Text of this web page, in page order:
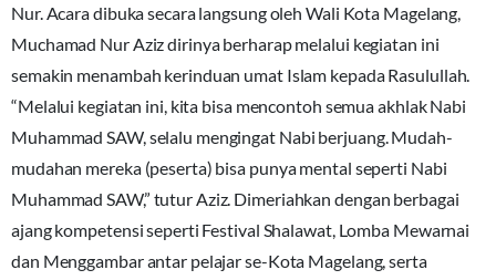
Nur. Acara dibuka secara langsung oleh Wali Kota Magelang,
Muchamad Nur Aziz dirinya berharap melalui kegiatan ini
semakin menambah kerinduan umat Islam kepada Rasulullah.
“Melalui kegiatan ini, kita bisa mencontoh semua akhlak Nabi
Muhammad SAW, selalu mengingat Nabi berjuang. Mudah-
mudahan mereka (peserta) bisa punya mental seperti Nabi
Muhammad SAW,” tutur Aziz. Dimeriahkan dengan berbagai
ajang kompetensi seperti Festival Shalawat, Lomba Mewarnai
dan Menggambar antar pelajar se-Kota Magelang, serta